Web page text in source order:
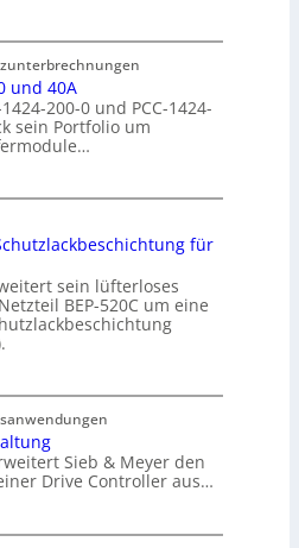
und 40A
200-0 und PCC-1424-
sein Portfolio um
für
sein lüfterloses
BEP-520C um eine
Sieb & Meyer den
Drive Controller aus…